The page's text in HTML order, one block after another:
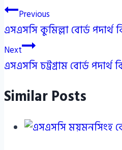
Post
navigation
Previous
এসএসসি কুমিল্লা বোর্ড
Next
এসএসসি চট্রগ্রাম বোর্ড
Similar Posts